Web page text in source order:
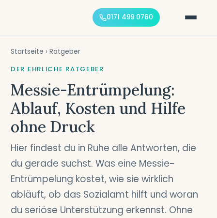
0171 499 0760
Startseite › Ratgeber
DER EHRLICHE RATGEBER
Messie-Entrümpelung:
Ablauf, Kosten und Hilfe
ohne Druck
Hier findest du in Ruhe alle Antworten, die
du gerade suchst. Was eine Messie-
Entrümpelung kostet, wie sie wirklich
abläuft, ob das Sozialamt hilft und woran
du seriöse Unterstützung erkennst. Ohne